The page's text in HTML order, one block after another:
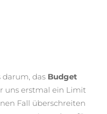
darum, das Budget
uns erstmal ein Limit
Fall überschreiten